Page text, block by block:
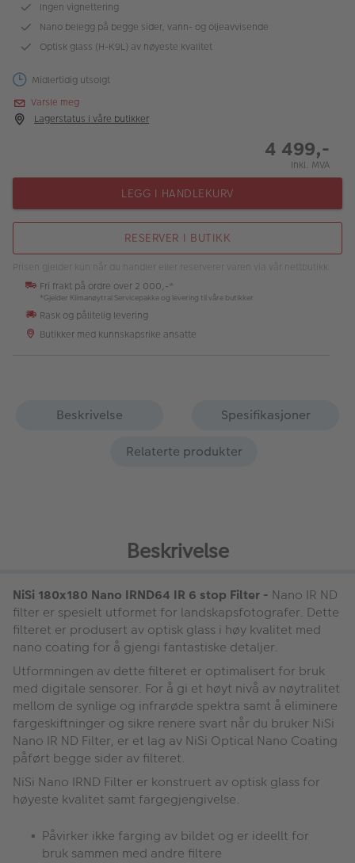
Bildeprodukter
Butikkoversikt
Ingen vignettering
Nano belegg på begge sider, vann- og oljeavvisende
Optisk glass (H-K9L) av høyeste kvalitet
Midlertidig utsolgt
Varsle meg
Lagerstatus i våre butikker
4 499,-
Inkl. MVA
LEGG I HANDLEKURV
RESERVER I BUTIKK
Prisen gjelder kun når du handler eller reserverer varen via vår nettbutikk.
Fri frakt på ordre over 2 000,-*
*Gjelder Klimanøytral Servicepakke og levering til våre butikker
Rask og pålitelig levering
Butikker med kunnskapsrike ansatte
Beskrivelse
Spesifikasjoner
Relaterte produkter
Beskrivelse
NiSi 180x180 Nano IRND64 IR 6 stop Filter - Nano IR ND
filter er spesielt utformet for landskapsfotografer. Dette
filteret er produsert av optisk glass i høy kvalitet med
nano coating for å gjengi fantastiske detaljer.
Utformningen av dette filteret er optimalisert for bruk
med digitale sensorer. For å gi et høyt nivå av nøytralitet
mellom de synlige og infrarøde spektra samt å eliminere
fargeskiftninger og sikre renere svart når du bruker NiSi
Nano IR ND Filter, er et lag av NiSi Optical Nano Coating
påført begge sider av filteret.
NiSi Nano IRND Filter er konstruert av optisk glass for
høyeste kvalitet samt fargegjengivelse.
Påvirker ikke farging av bildet og er ideellt for
bruk sammen med andre filtere